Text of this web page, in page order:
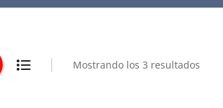
Mostrando los 3 resultados